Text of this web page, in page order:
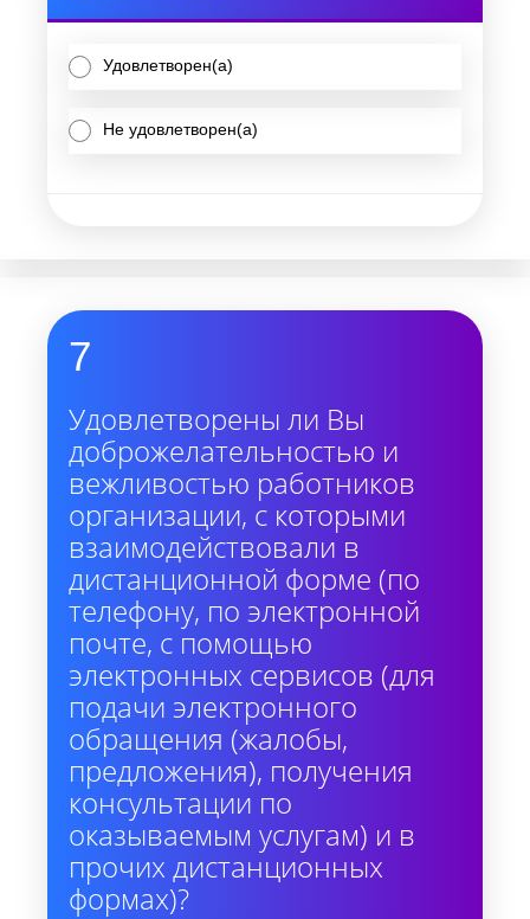
Удовлетворен(а)
Не удовлетворен(а)
7
Удовлетворены ли Вы
доброжелательностью и
вежливостью работников
организации, с которыми
взаимодействовали в
дистанционной форме (по
телефону, по электронной
почте, с помощью
электронных сервисов (для
подачи электронного
обращения (жалобы,
предложения), получения
консультации по
оказываемым услугам) и в
прочих дистанционных
формах)?